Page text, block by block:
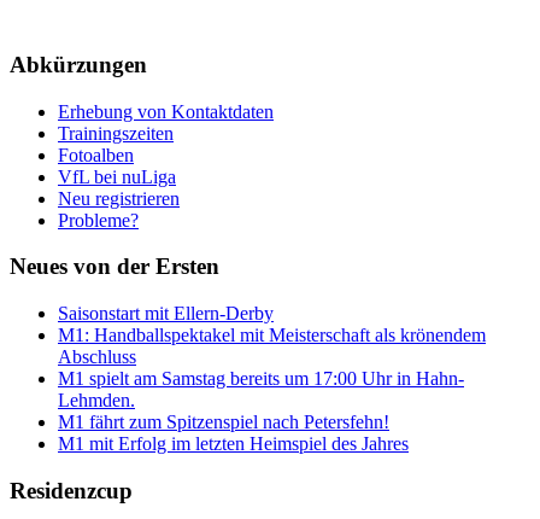
Abkürzungen
Erhebung von Kontaktdaten
Trainingszeiten
Fotoalben
VfL bei nuLiga
Neu registrieren
Probleme?
Neues von der Ersten
Saisonstart mit Ellern-Derby
M1: Handballspektakel mit Meisterschaft als krönendem
Abschluss
M1 spielt am Samstag bereits um 17:00 Uhr in Hahn-
Lehmden.
M1 fährt zum Spitzenspiel nach Petersfehn!
M1 mit Erfolg im letzten Heimspiel des Jahres
Residenzcup